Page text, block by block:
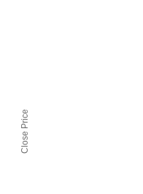
Close Price